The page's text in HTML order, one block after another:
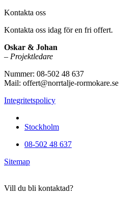
Kontakta oss
Kontakta oss idag för en fri offert.
Oskar & Johan
– Projektledare
Nummer: 08-502 48 637
Mail: offert@norrtalje-rormokare.se
Integritetspolicy
Stockholm
08-502 48 637
Sitemap
Vill du bli kontaktad?